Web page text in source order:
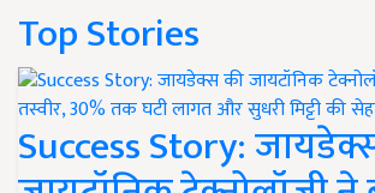
Top Stories
Success Story: